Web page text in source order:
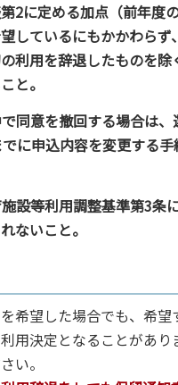
2に定める加点（前年度
しているにもかかわらず
の利用を辞退したものを
と。
同意を撤回する場合は
に申込内容を変更する手
設等利用調整基準第3条
ないこと。
希望した場合でも、希望
用決定となることがあり
い。